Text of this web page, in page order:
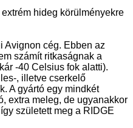
hideg körülményekre
Avignon cég. Ebben az
számít ritkaságnak a
-40 Celsius fok alatti).
, illetve cserkelő
A gyártó egy mindkét
extra meleg, de ugyanakkor
született meg a RIDGE